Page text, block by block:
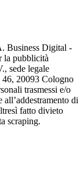
Business Digital -
la pubblicità
sede legale
20093 Cologno
trasmessi e/o
di
fatto divieto
scraping.